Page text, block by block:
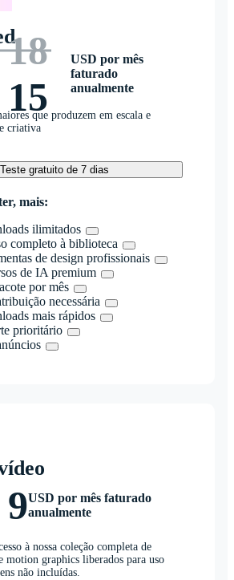
USD por mês
faturado
anualmente
que produzem em escala e
criativa
Teste gratuito de 7 dias
mais:
ilimitados
completo à biblioteca
de design profissionais
de IA premium
por mês
necessária
mais rápidos
prioritário
USD por mês faturado
anualmente
à nossa coleção completa de
motion graphics liberados para uso
não incluídas.